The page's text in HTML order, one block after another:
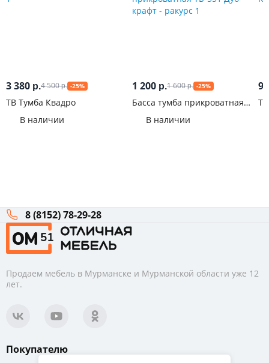
3 380 р.4 500р. -25%
ТВ Тумба Квадро
В наличии
1 200 р.1 600р. -25%
Басса тумба прикроватная
В наличии
9
8 (8152) 78-29-28
Продаем мебель в Мурманске и Мурманской области уже 12
лет.
Покупателю